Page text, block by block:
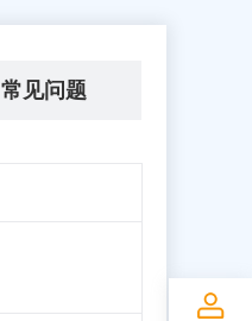
常见问题